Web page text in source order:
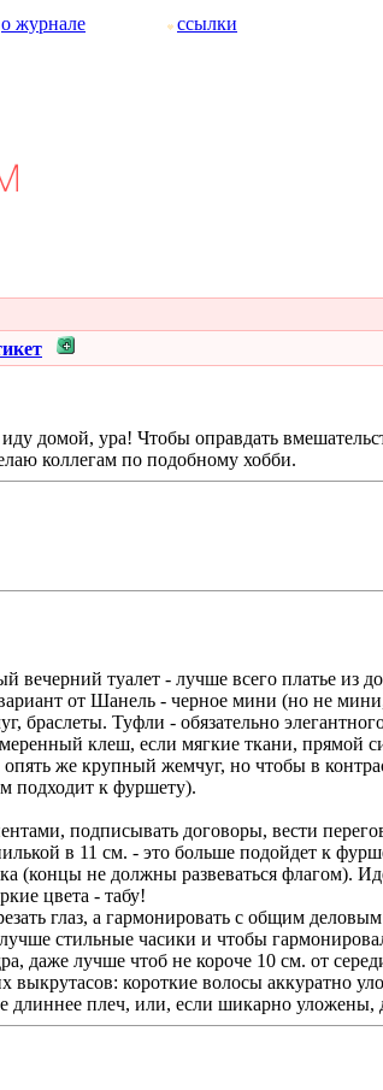
о журнале ссылки
домой, ура! Чтобы оправдать
коллегам по подобному хобби.
туалет - лучше всего платье из
от Шанель - черное мини (но не
браслеты. Туфли - обязательно
клеш, если мягкие ткани, прямой
же крупный жемчуг, но чтобы в
подходит к фуршету).
подписывать договоры, вести
в 11 см. - это больше подойдет к
(концы не должны развеваться флагом).
цвета - табу!
глаз, а гармонировать с общим
стильные часики и чтобы
даже лучше чтоб не короче 10 см. от
выкрутасов: короткие волосы аккуратно
длиннее плеч, или, если шикарно